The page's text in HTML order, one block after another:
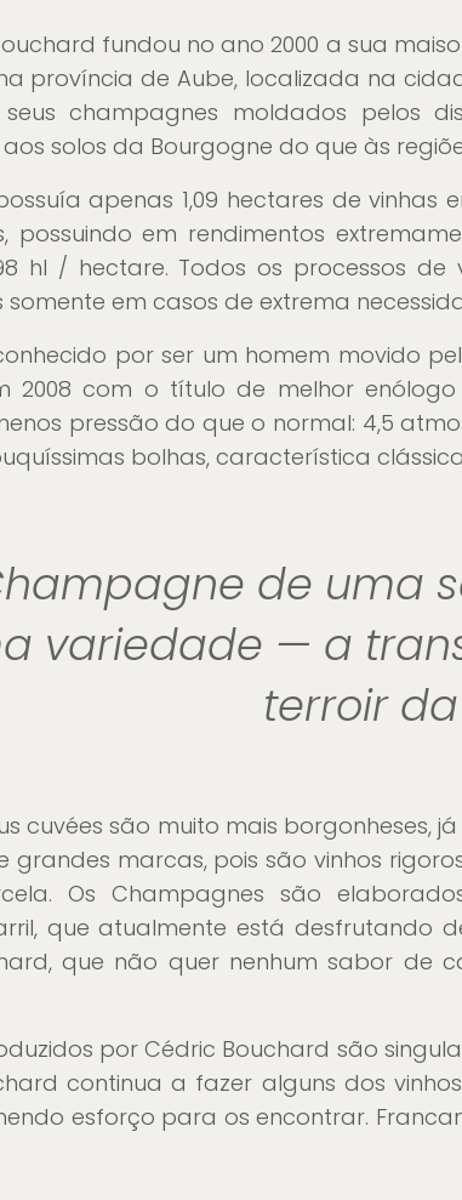
fundou no ano 2000 a sua
província de Aube, localizada na
champagnes moldados pelos
solos da Bourgogne do que às
apenas 1,09 hectares de vinhas
possuindo em rendimentos
hl / hectare. Todos os processos
somente em casos de extrema
por ser um homem movido
2008 com o título de melhor
pressão do que o normal: 4,5
bolhas, característica
de uma
variedade — a
terroir
cuvées são muito mais borgonheses,
grandes marcas, pois são vinhos
Os Champagnes são
que atualmente está desfrutando
que não quer nenhum sabor de
por Cédric Bouchard são
continua a fazer alguns dos
esforço para os encontrar.